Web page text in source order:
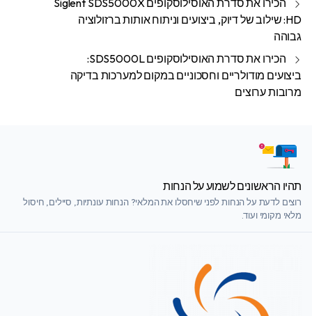
הכירו את סדרת האוסילוסקופים Siglent SDS5000X
HD: שילוב של דיוק, ביצועים וניתוח אותות ברזולוציה
גבוהה
הכירו את סדרת האוסילוסקופים SDS5000L:
ביצועים מודולריים וחסכוניים במקום למערכות בדיקה
מרובות ערוצים
תהיו הראשונים לשמוע על הנחות
רוצים לדעת על הנחות לפני שיחסלו את המלאי? הנחות עונתיות, סיילים, חיסול
מלאי מקומי ועוד.